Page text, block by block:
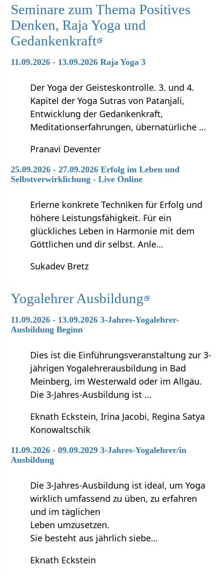
Seminare zum Thema Positives
Denken, Raja Yoga und
Gedankenkraft
11.09.2026 - 13.09.2026 Raja Yoga 3
Der Yoga der Geisteskontrolle. 3. und 4.
Kapitel der Yoga Sutras von Patanjali,
Entwicklung der Gedankenkraft,
Meditationserfahrungen, übernatürliche …
Pranavi Deventer
25.09.2026 - 27.09.2026 Erfolg im Leben und
Selbstverwirklichung - Live Online
Erlerne konkrete Techniken für Erfolg und
höhere Leistungsfähigkeit. Für ein
glückliches Leben in Harmonie mit dem
Göttlichen und dir selbst. Anle…
Sukadev Bretz
Yogalehrer Ausbildung
11.09.2026 - 13.09.2026 3-Jahres-Yogalehrer-
Ausbildung Beginn
Dies ist die Einführungsveranstaltung zur 3-
jährigen Yogalehrerausbildung in Bad
Meinberg, im Westerwald oder im Allgäu.
Die 3-Jahres-Ausbildung ist …
Eknath Eckstein, Irina Jacobi, Regina Satya
Konowaltschik
11.09.2026 - 09.09.2029 3-Jahres-Yogalehrer/in
Ausbildung
Die 3-Jahres-Ausbildung ist ideal, um Yoga
wirklich umfassend zu üben, zu erfahren
und im täglichen
Leben umzusetzen.
Sie besteht aus jährlich siebe…
Eknath Eckstein